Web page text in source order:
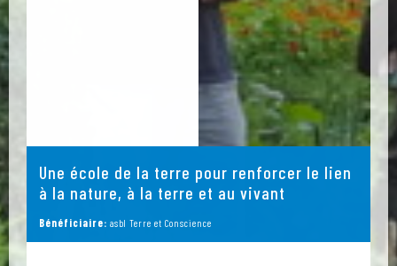
Une école de la terre pour renforcer le lien
à la nature, à la terre et au vivant
Bénéficiaire: asbl Terre et Conscience